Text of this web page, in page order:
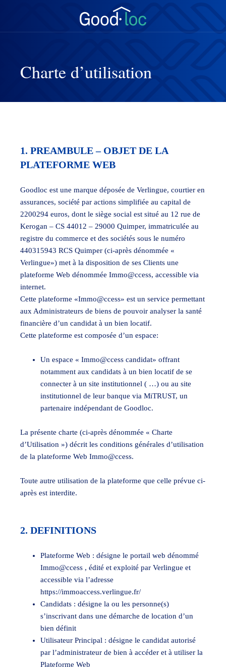
Charte d’utilisation
1. PREAMBULE – OBJET DE LA
PLATEFORME WEB
Goodloc est une marque déposée de Verlingue, courtier en
assurances, société par actions simplifiée au capital de
2200294 euros, dont le siège social est situé au 12 rue de
Kerogan – CS 44012 – 29000 Quimper, immatriculée au
registre du commerce et des sociétés sous le numéro
440315943 RCS Quimper (ci-après dénommée «
Verlingue») met à la disposition de ses Clients une
plateforme Web dénommée Immo@ccess, accessible via
internet.
Cette plateforme «Immo@ccess» est un service permettant
aux Administrateurs de biens de pouvoir analyser la santé
financière d’un candidat à un bien locatif.
Cette plateforme est composée d’un espace:
Un espace « Immo@ccess candidat» offrant
notamment aux candidats à un bien locatif de se
connecter à un site institutionnel ( …) ou au site
institutionnel de leur banque via MiTRUST, un
partenaire indépendant de Goodloc.
La présente charte (ci-après dénommée « Charte
d’Utilisation ») décrit les conditions générales d’utilisation
de la plateforme Web Immo@ccess.
Toute autre utilisation de la plateforme que celle prévue ci-
après est interdite.
2. DEFINITIONS
Plateforme Web : désigne le portail web dénommé
Immo@ccess , édité et exploité par Verlingue et
accessible via l’adresse
https://immoaccess.verlingue.fr/
Candidats : désigne la ou les personne(s)
s’inscrivant dans une démarche de location d’un
bien définit
Utilisateur Principal : désigne le candidat autorisé
par l’administrateur de bien à accéder et à utiliser la
Plateforme Web